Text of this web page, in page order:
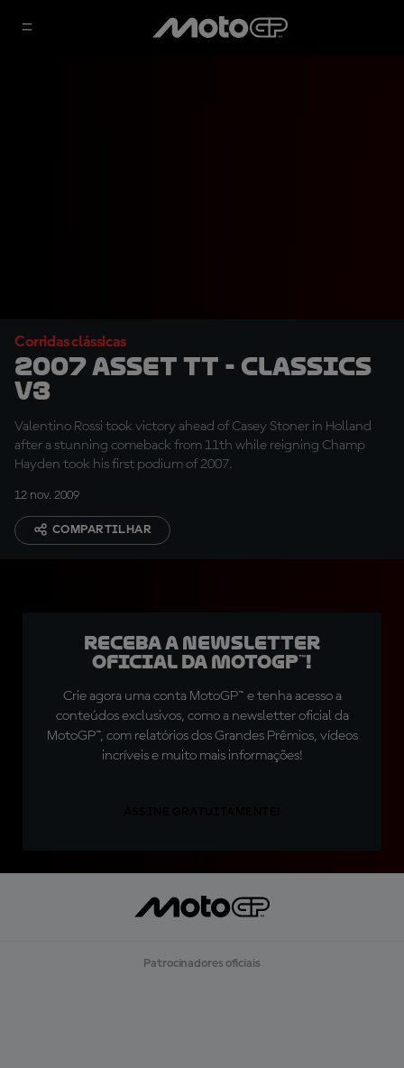
Corridas clássicas
2007 Asset TT - Classics
V3
Valentino Rossi took victory ahead of Casey Stoner in Holland
after a stunning comeback from 11th while reigning Champ
Hayden took his first podium of 2007.
12 nov. 2009
COMPARTILHAR
Receba a newsletter
oficial da MotoGP™!
Crie agora uma conta MotoGP™ e tenha acesso a
conteúdos exclusivos, como a newsletter oficial da
MotoGP™, com relatórios dos Grandes Prêmios, vídeos
incríveis e muito mais informações!
Patrocinadores oficiais